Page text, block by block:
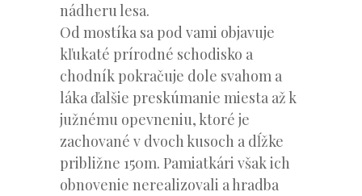
nádheru lesa.
Od mostíka sa pod vami objavuje
kľukaté prírodné schodisko a
chodník pokračuje dole svahom a
láka ďalšie preskúmanie miesta až k
južnému opevneniu, ktoré je
zachované v dvoch kusoch a dĺžke
približne 150m. Pamiatkári však ich
obnovenie nerealizovali a hradba